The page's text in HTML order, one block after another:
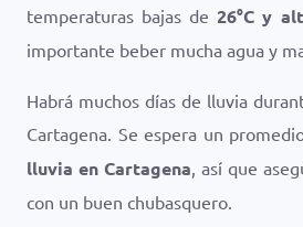
temperaturas bajas de26°C y
importante beber mucha agua y
Habrá muchos días de lluvia
Cartagena. Se espera un
lluvia en Cartagena, así que
con un buen chubasquero.